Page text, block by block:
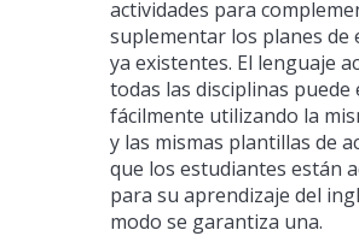
actividades para
suplementar los planes de
ya existentes. El lenguaje
todas las disciplinas puede
fácilmente utilizando la
y las mismas plantillas de
que los estudiantes están
para su aprendizaje del
modo se garantiza una.